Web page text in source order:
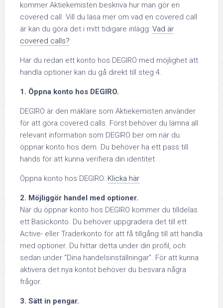
kommer Aktiekemisten beskriva hur man gör en
covered call. Vill du läsa mer om vad en covered call
är kan du göra det i mitt tidigare inlägg: Vad är
covered calls?
Har du redan ett konto hos DEGIRO med möjlighet att
handla optioner kan du gå direkt till steg 4.
1. Öppna konto hos DEGIRO.
DEGIRO är den mäklare som Aktiekemisten använder
för att göra covered calls. Först behöver du lämna all
relevant information som DEGIRO ber om när du
öppnar konto hos dem. Du behöver ha ett pass till
hands för att kunna verifiera din identitet.
Öppna konto hos DEGIRO: Klicka här
2. Möjliggör handel med optioner.
När du öppnar konto hos DEGIRO kommer du tilldelas
ett Basickonto. Du behöver uppgradera det till ett
Active- eller Traderkonto för att få tillgång till att handla
med optioner. Du hittar detta under din profil, och
sedan under “Dina handelsinställningar”. För att kunna
aktivera det nya kontot behöver du besvara några
frågor.
3. Sätt in pengar.